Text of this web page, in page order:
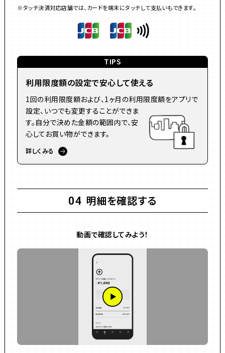
※タッチ決済対応店舗では、カードを端末にタッチして支払いもできます。
TIPS
利用限度額の設定で安心して使える
1回の利用限度額および、1ヶ月の利用限度額をアプリで
設定、いつでも変更することができま
す。自分で決めた金額の範囲内で、安
心してお買い物ができます。
詳しくみる
04 明細を確認する
動画で確認してみよう！